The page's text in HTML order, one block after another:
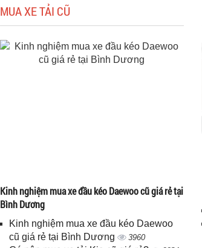
MUA XE TẢI CŨ
Kinh nghiệm mua xe đầu kéo Daewoo cũ giá rẻ tại
Bình Dương
Kinh nghiệm mua xe đầu kéo Daewoo
cũ giá rẻ tại Bình Dương
3960